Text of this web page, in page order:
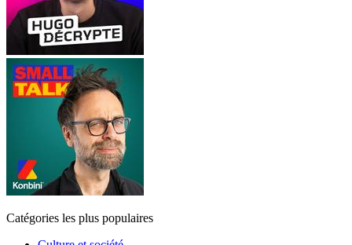
Catégories les plus populaires